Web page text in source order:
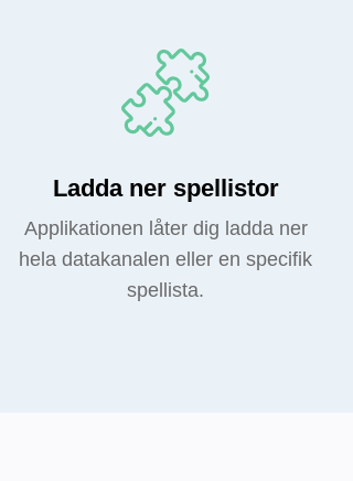
Ladda ner spellistor
Applikationen låter dig ladda ner
hela datakanalen eller en specifik
spellista.